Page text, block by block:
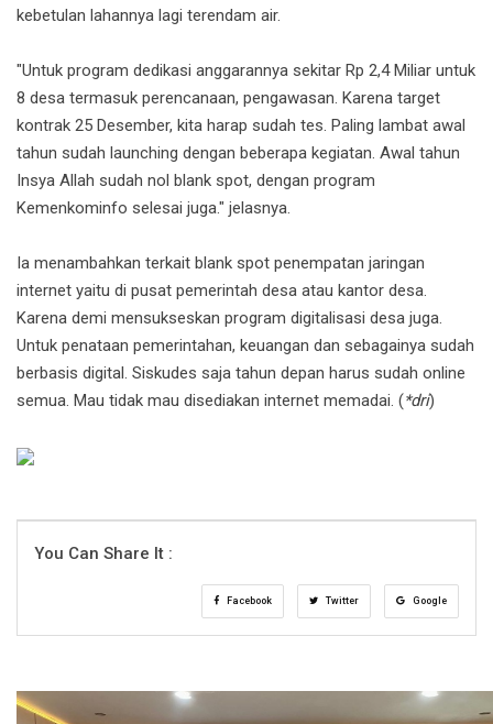
kebetulan lahannya lagi terendam air.
"Untuk program dedikasi anggarannya sekitar Rp 2,4 Miliar untuk
8 desa termasuk perencanaan, pengawasan. Karena target
kontrak 25 Desember, kita harap sudah tes. Paling lambat awal
tahun sudah launching dengan beberapa kegiatan. Awal tahun
Insya Allah sudah nol blank spot, dengan program
Kemenkominfo selesai juga." jelasnya.
Ia menambahkan terkait blank spot penempatan jaringan
internet yaitu di pusat pemerintah desa atau kantor desa.
Karena demi mensukseskan program digitalisasi desa juga.
Untuk penataan pemerintahan, keuangan dan sebagainya sudah
berbasis digital. Siskudes saja tahun depan harus sudah online
semua. Mau tidak mau disediakan internet memadai. (*dri)
You Can Share It :
Facebook Twitter Google